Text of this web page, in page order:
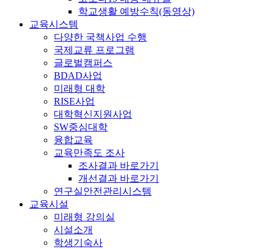
학교생활 예방수칙(동영상)
교육시스템
다양한 국책사업 수행
국제교류 프로그램
글로벌캠퍼스
BDAD사업
미래형 대학
RISE사업
대학혁신지원사업
SW중심대학
융합교육
교육만족도 조사
조사결과 바로가기
개선결과 바로가기
연구실안전관리시스템
교육시설
미래형 강의실
시설소개
학생기숙사